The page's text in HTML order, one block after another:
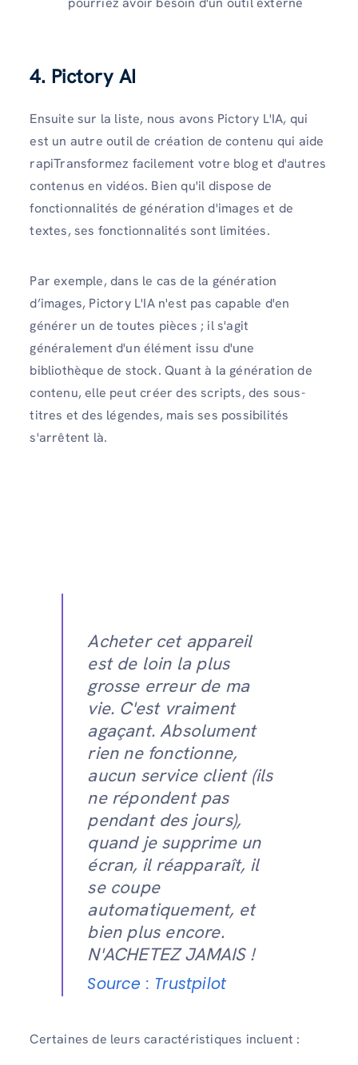
4. Pictory AI
Ensuite sur la liste, nous avons Pictory L'IA, qui
est un autre outil de création de contenu qui aide
rapiTransformez facilement votre blog et d'autres
contenus en vidéos. Bien qu'il dispose de
fonctionnalités de génération d'images et de
textes, ses fonctionnalités sont limitées.
Par exemple, dans le cas de la génération
d’images, Pictory L'IA n'est pas capable d'en
générer un de toutes pièces ; il s'agit
généralement d'un élément issu d'une
bibliothèque de stock. Quant à la génération de
contenu, elle peut créer des scripts, des sous-
titres et des légendes, mais ses possibilités
s'arrêtent là.
Acheter cet appareil
est de loin la plus
grosse erreur de ma
vie. C'est vraiment
agaçant. Absolument
rien ne fonctionne,
aucun service client (ils
ne répondent pas
pendant des jours),
quand je supprime un
écran, il réapparaît, il
se coupe
automatiquement, et
bien plus encore.
N'ACHETEZ JAMAIS !
Source : Trustpilot
Certaines de leurs caractéristiques incluent :